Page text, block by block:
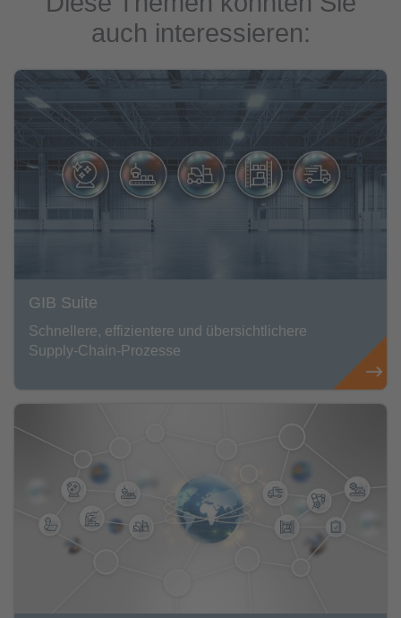
auch interessieren:
GIB Suite
Schnellere, effizientere und übersichtlichere
Supply-Chain-Prozesse